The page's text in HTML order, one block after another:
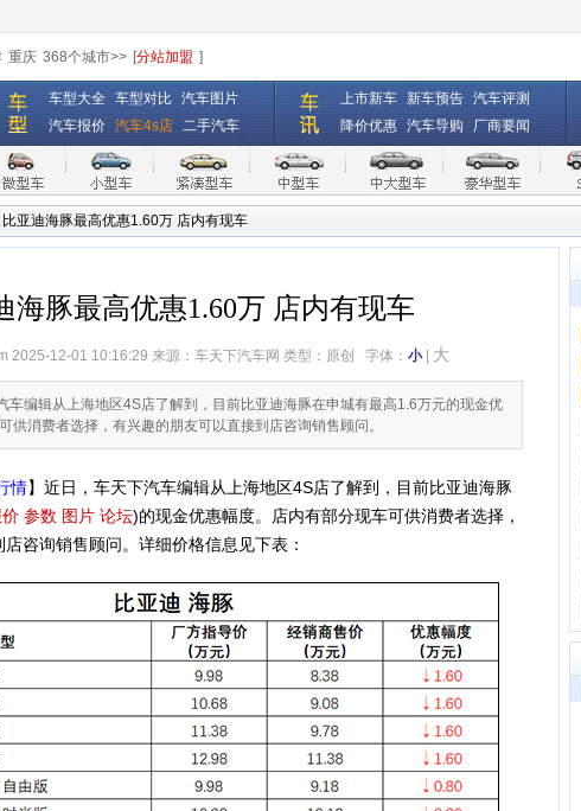
重庆 368个城市>> [分站加盟 ]
车型大全 车型对比 汽车图片
汽车报价 汽车4s店 二手汽车
上市新车 新车预告 汽车评测
降价优惠 汽车导购 厂商要闻
比亚迪海豚最高优惠1.60万 店内有现车
海豚最高优惠1.60万 店内有现车
2025-12-01 10:16:29 来源： 车天下汽车网 类型：原创 字体： 小| 大
车编辑从上海地区4S店了解到，目前比亚迪海豚在申城有最高1.6万元的现金优
供消费者选择，有兴趣的朋友可以直接到店咨询销售顾问。
情】近日，车天下汽车编辑从上海地区4S店了解到，目前比亚迪海豚
参数 图片 论坛)的现金优惠幅度。店内有部分现车可供消费者选择，
咨询销售顾问。详细价格信息见下表：